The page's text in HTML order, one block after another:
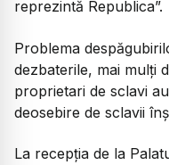
reprezintă Republica”.
Problema
dezbaterile, mai mulți
proprietari de sclavi
deosebire de sclavii
La recepția de la